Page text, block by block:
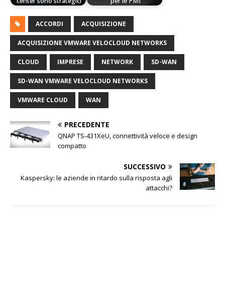
ACCORDI ACQUISIZIONE
ACQUISIZIONE VMWARE VELOCLOUD NETWORKS
CLOUD IMPRESE NETWORK SD-WAN
SD-WAN VMWARE VELOCLOUD NETWORKS
VMWARE CLOUD WAN
PRECEDENTE
QNAP TS-431XeU, connettività veloce e design
compatto
SUCCESSIVO
Kaspersky: le aziende in ritardo sulla risposta agli
attacchi?